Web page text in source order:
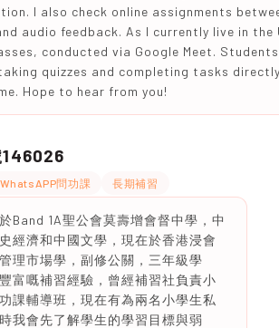
I also check online assignments
audio feedback. As I currently live in
conducted via Google Meet.
quizzes and completing tasks
Hope to hear from you!
146026
WhatsAPP問功課 長期補習
Band 1A聖公會莫壽增會督中學，中
經濟和中國文學，現在於香港浸會
理市場學，副修公關，三年級學
富嘅補習經驗，曾經補習社負責小
課輔導班，現在有為兩名小學生私
我會先了解學生的學習目標與弱